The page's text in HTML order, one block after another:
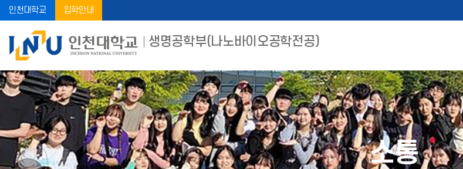
인천대학교 입학안내
생명공학부(나노바이오공학전공)
소통